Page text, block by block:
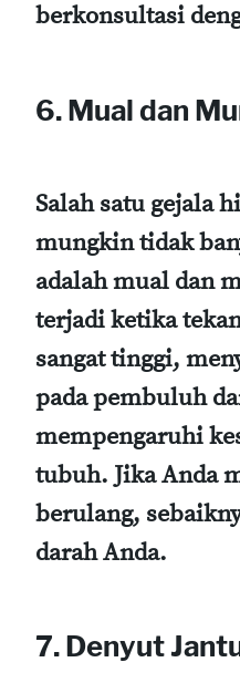
berkonsultasi
6. Mual dan
Salah satu gejala
mungkin tidak
adalah mual dan
terjadi ketika
sangat tinggi,
pada pembuluh
mempengaruhi
tubuh. Jika Anda
berulang,
darah Anda.
7. Denyut